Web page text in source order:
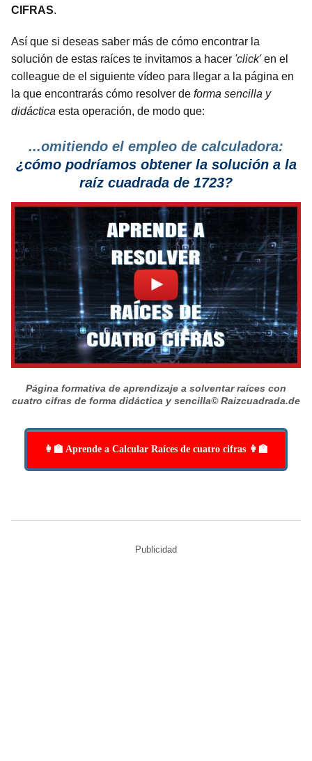
CIFRAS.
Así que si deseas saber más de cómo encontrar la
solución de estas raíces te invitamos a hacer 'click'en el
colleague de el siguiente vídeo para llegar a la página en
la que encontrarás cómo resolver de forma sencilla y
didáctica esta operación, de modo que:
...omitiendo el empleo de calculadora:
¿cómo podríamos obtener la solución a la
raíz cuadrada de 1723?
Página formativa de aprendizaje a solventar raíces con
cuatro cifras de forma didáctica y sencilla© Raizcuadrada.de
👩‍🏫 Aprende a Calcular Raíces de cuatro cifras 👩‍🏫
Publicidad